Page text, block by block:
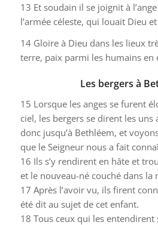
13 Et soudain il se joignit à
l’armée céleste, qui louait Dieu
14 Gloire à Dieu dans les lieux
terre, paix parmi les humains en
Les bergers à
15 Lorsque les anges se furent
ciel, les bergers se dirent les uns
donc jusqu’à Bethléem, et
que le Seigneur nous a fait
16 Ils s’y rendirent en hâte et
et le nouveau-né couché dans la
17 Après l’avoir vu, ils firent
été dit au sujet de cet enfant.
18 Tous ceux qui les entendirent